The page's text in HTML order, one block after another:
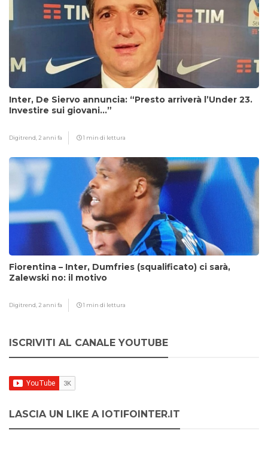
Inter, De Siervo annuncia: “Presto arriverà l’Under 23.
Investire sui giovani…”
Digitrend, 2 anni fa 1 min di lettura
Fiorentina – Inter, Dumfries (squalificato) ci sarà,
Zalewski no: il motivo
Digitrend, 2 anni fa 1 min di lettura
ISCRIVITI AL CANALE YOUTUBE
LASCIA UN LIKE A IOTIFOINTER.IT